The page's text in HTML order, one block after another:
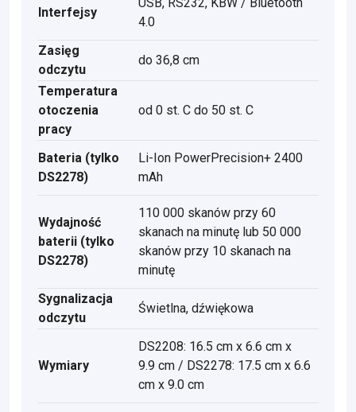
Interfejsy
USB, RS232, KBW / Bluetooth
4.0
Zasięg
odczytu
do 36,8 cm
Temperatura
otoczenia
pracy
od 0 st. C do 50 st. C
Bateria (tylko
DS2278)
Li-Ion PowerPrecision+ 2400
mAh
Wydajność
baterii (tylko
DS2278)
110 000 skanów przy 60
skanach na minutę lub 50 000
skanów przy 10 skanach na
minutę
Sygnalizacja
odczytu
Świetlna, dźwiękowa
Wymiary
DS2208: 16.5 cm x 6.6 cm x
9.9 cm / DS2278: 17.5 cm x 6.6
cm x 9.0 cm